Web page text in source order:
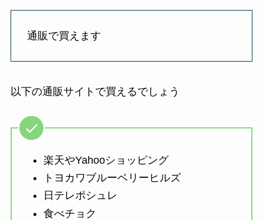
通販で買えます
以下の通販サイトで買えるでしょう
楽天やYahooショッピング
トヨカワブルーベリーヒルズ
日テレポシュレ
食べチョク